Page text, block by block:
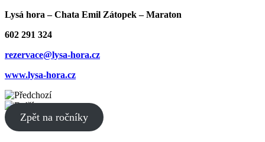
Lysá hora – Chata Emil Zátopek – Maraton
602 291 324
rezervace@lysa-hora.cz
www.lysa-hora.cz
Zpět na ročníky